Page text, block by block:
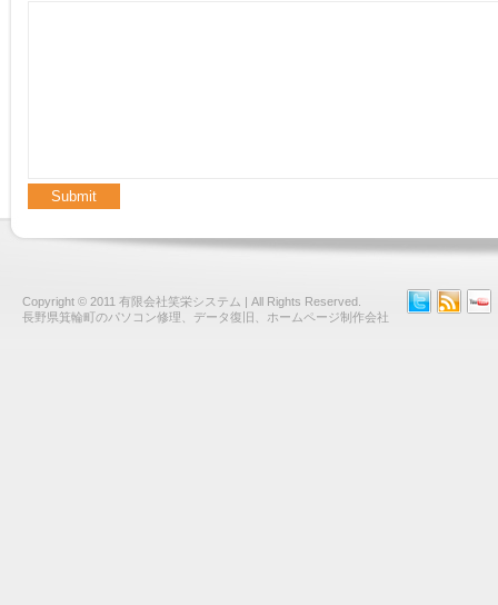
Copyright © 2011 有限会社笑栄システム | All Rights Reserved.
長野県箕輪町のパソコン修理、データ復旧、ホームページ制作会社